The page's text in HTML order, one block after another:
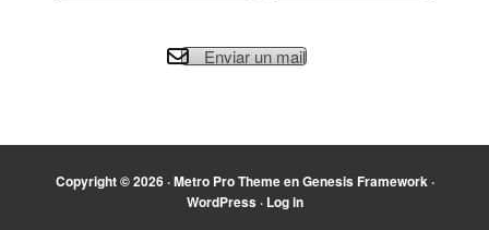
Enviar un mail
Copyright © 2026 ·Metro Pro ThemeenGenesis Framework ·
WordPress· Log in